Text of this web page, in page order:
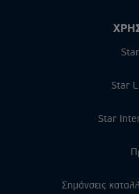
Star
Star
Σημάνσεις